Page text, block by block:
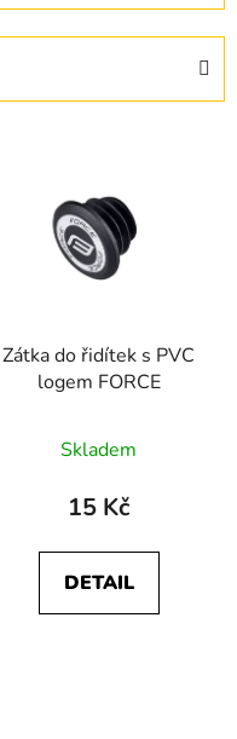
Zátka do řidítek s PVC
logem FORCE
Skladem
15 Kč
DETAIL